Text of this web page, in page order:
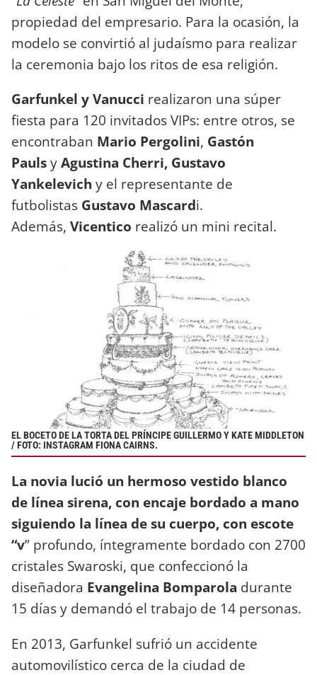
propiedad del empresario. Para la ocasión, la
modelo se convirtió al judaísmo para realizar
la ceremonia bajo los ritos de esa religión.
Garfunkel y Vanucci realizaron una súper
fiesta para 120 invitados VIPs: entre otros, se
encontraban Mario Pergolini, Gastón
PaulsyAgustina Cherri, Gustavo
Yankelevich y el representante de
futbolistas Gustavo Mascardi.
Además, Vicentico realizó un mini recital.
EL BOCETO DE LA TORTA DEL PRÍNCIPE GUILLERMO Y KATE MIDDLETON
/ FOTO: INSTAGRAM FIONA CAIRNS.
La novia lució un hermoso vestido blanco
de línea sirena, con encaje bordado a mano
siguiendo la línea de su cuerpo, con escote
“v” profundo, íntegramente bordado con 2700
cristales Swaroski, que confeccionó la
diseñadora Evangelina Bomparola durante
15 días y demandó el trabajo de 14 personas.
En 2013, Garfunkel sufrió un accidente
automovilístico cerca de la ciudad de